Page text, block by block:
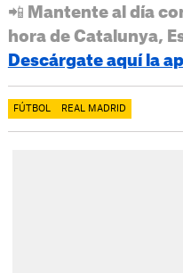
📲 Mantente al día
hora de Catalunya,
Descárgate aquí la
FÚTBOL REAL MADRID